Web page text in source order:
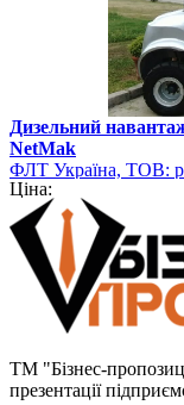
Дизельний
NetMak
ФЛТ Україна, ТОВ:
навантажувально-
Ціна:
ТМ "Бізнес-
презентації